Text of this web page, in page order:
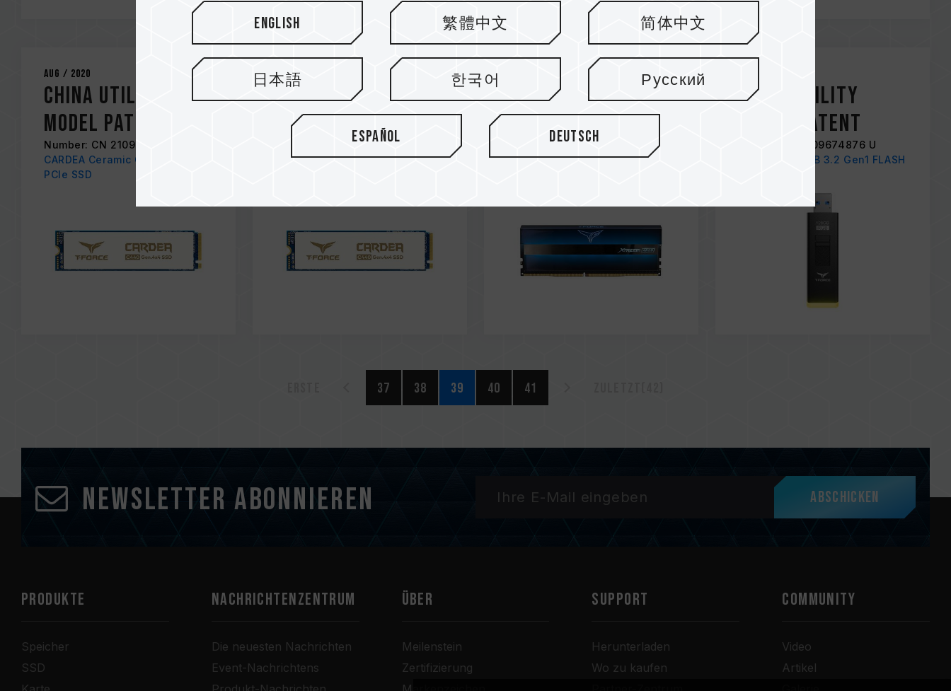
Aug / 2020
China Utility
Model Patent
Number: CN 210984280 U
CARDEA Ceramic C440 M.2
PCIe SSD
Aug / 2020
Taiwan Utility
Model Patent
Number: M595313
CARDEA Ceramic C440 M.2
China Utility
Model Patent
Number: CN 210039639 U
XTREEM ARGB DDR4 DESKTOP
China Utility
Model Patent
Number: CN 209674876 U
SPARK RGB USB 3.2 Gen1 FLASH
37 38 39 40 41
Newsletter abonnieren Abschicken
PRODUKTE
Speicher
SSD
Nachrichtenzentrum
Die neuesten Nachrichten
Event-Nachrichtens
Über
Meilenstein
Zertifizierung
SUPPORT
Herunterladen
Wo zu kaufen
COMMUNITY
Video
Artikel
English 繁體中文 简体中文
日本語 한국어 Русский
Español Deutsch